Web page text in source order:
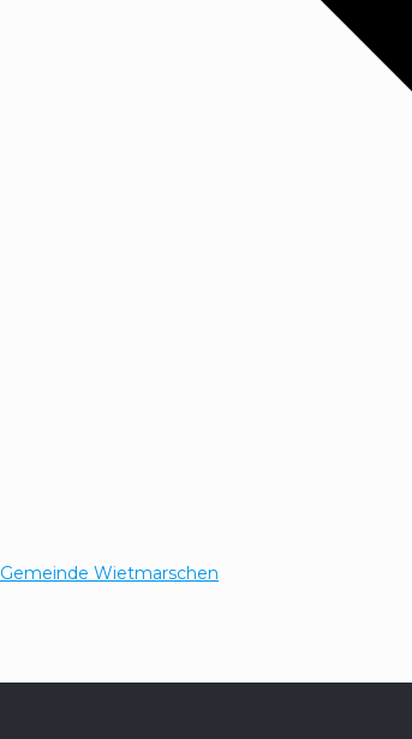
Gemeinde Wietmarschen